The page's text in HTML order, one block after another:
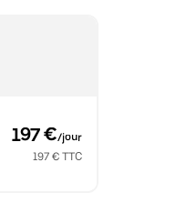
197 €/jour
197 € TTC